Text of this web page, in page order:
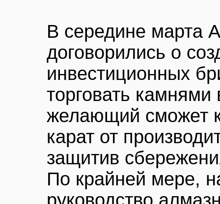
В середине марта
договорились о
инвестиционных
торговать
желающий сможет
карат от
защитив
По крайней мере,